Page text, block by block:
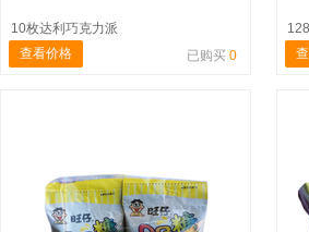
10枚达利巧克力派
查看价格
已购买 0